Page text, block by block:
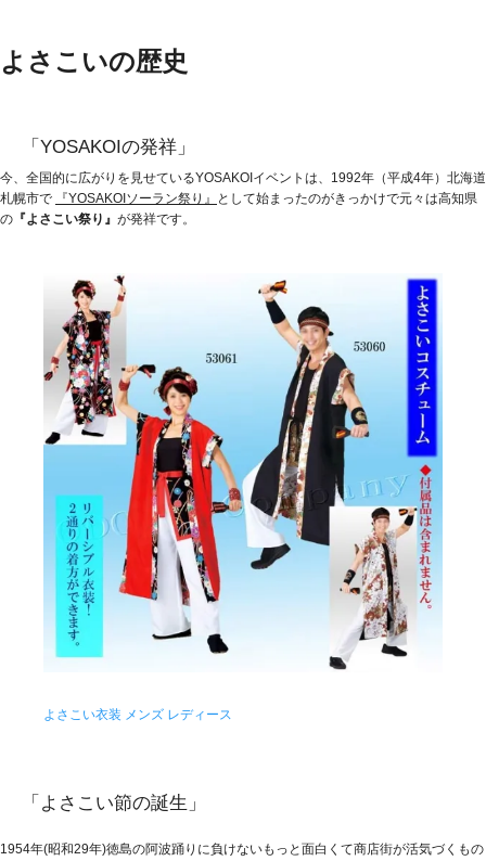
よさこいの歴史
「YOSAKOIの発祥」
今、全国的に広がりを見せているYOSAKOIイベントは、1992年（平成4年）北海道
札幌市で
『YOSAKOIソーラン祭り』
として始まったのがきっかけで元々は高知県
の 『よさこい祭り』 が発祥です。
よさこい衣装 メンズ レディース
「よさこい節の誕生」
1954年(昭和29年)徳島の阿波踊りに負けないもっと面白くて商店街が活気づくもの